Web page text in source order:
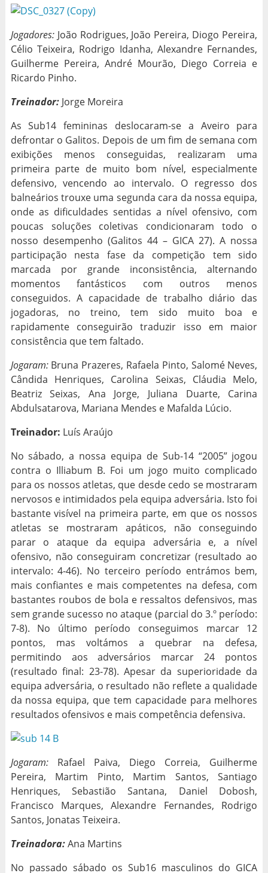
Jogadores:João Rodrigues, João Pereira, Diogo Pereira,
Célio Teixeira, Rodrigo Idanha, Alexandre Fernandes,
Guilherme Pereira, André Mourão, Diego Correia e
Ricardo Pinho.
Treinador:Jorge Moreira
As Sub14 femininas deslocaram-se a Aveiro para
defrontar o Galitos. Depois de um fim de semana com
exibições menos conseguidas, realizaram uma
primeira parte de muito bom nível, especialmente
defensivo, vencendo ao intervalo. O regresso dos
balneários trouxe uma segunda cara da nossa equipa,
onde as dificuldades sentidas a nível ofensivo, com
poucas soluções coletivas condicionaram todo o
nosso desempenho (Galitos 44 – GICA 27). A nossa
participação nesta fase da competição tem sido
marcada por grande inconsistência, alternando
momentos fantásticos com outros menos
conseguidos. A capacidade de trabalho diário das
jogadoras, no treino, tem sido muito boa e
rapidamente conseguirão traduzir isso em maior
consistência que tem faltado.
Jogaram:Bruna Prazeres, Rafaela Pinto, Salomé Neves,
Cândida Henriques, Carolina Seixas, Cláudia Melo,
Beatriz Seixas, Ana Jorge, Juliana Duarte, Carina
Abdulsatarova, Mariana Mendes e Mafalda Lúcio.
Treinador: Luís Araújo
No sábado, a nossa equipa de Sub-14 “2005” jogou
contra o Illiabum B. Foi um jogo muito complicado
para os nossos atletas, que desde cedo se mostraram
nervosos e intimidados pela equipa adversária. Isto foi
bastante visível na primeira parte, em que os nossos
atletas se mostraram apáticos, não conseguindo
parar o ataque da equipa adversária e, a nível
ofensivo, não conseguiram concretizar (resultado ao
intervalo: 4-46). No terceiro período entrámos bem,
mais confiantes e mais competentes na defesa, com
bastantes roubos de bola e ressaltos defensivos, mas
sem grande sucesso no ataque (parcial do 3.º período:
7-8). No último período conseguimos marcar 12
pontos, mas voltámos a quebrar na defesa,
permitindo aos adversários marcar 24 pontos
(resultado final: 23-78). Apesar da superioridade da
equipa adversária, o resultado não reflete a qualidade
da nossa equipa, que tem capacidade para melhores
resultados ofensivos e mais competência defensiva.
Jogaram:Rafael Paiva, Diego Correia, Guilherme
Pereira, Martim Pinto, Martim Santos, Santiago
Henriques, Sebastião Santana, Daniel Dobosh,
Francisco Marques, Alexandre Fernandes, Rodrigo
Santos, Jonatas Teixeira.
Treinadora:Ana Martins
No passado sábado os Sub16 masculinos do GICA